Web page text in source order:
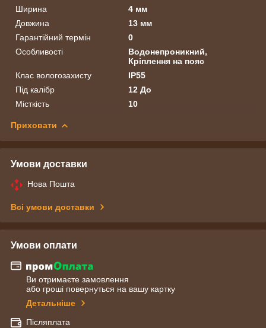
Ширина
4 мм
Довжина
13 мм
Гарантійний термін
0
Особливості
Водонепроникний,
Кріплення на пояс
Клас вологозахисту
IP55
Під калібр
12 До
Місткість
10
Приховати
Умови доставки
Нова Пошта
Всі умови доставки
Умови оплати
Ви отримаєте замовлення
або гроші повернуться на вашу картку
Детальніше
Післяплата